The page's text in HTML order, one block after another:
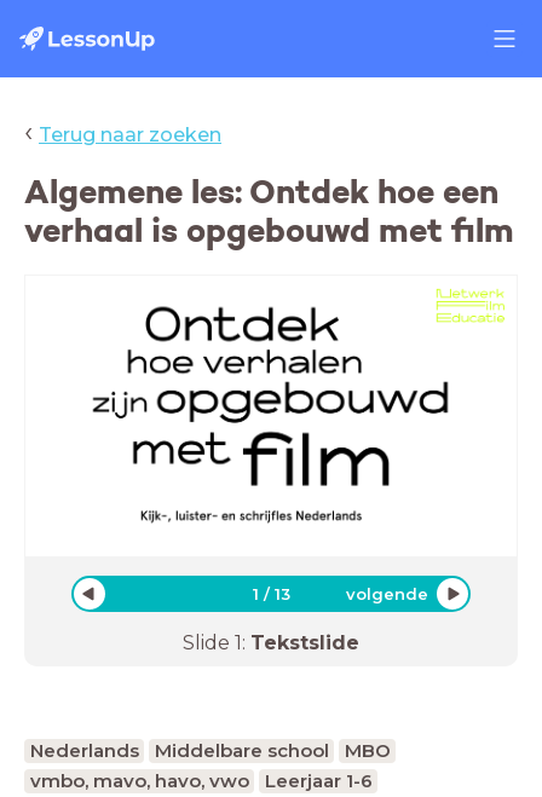
‹ Terug naar zoeken
Algemene les: Ontdek hoe een
verhaal is opgebouwd met film
1 /13 volgende
Slide 1: Tekstslide
Nederlands Middelbare school
MBO
vmbo, mavo, havo, vwo
Leerjaar 1-6